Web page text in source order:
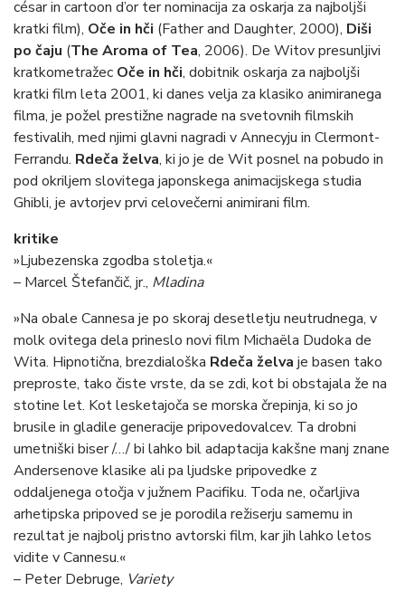
césar in cartoon d’or ter nominacija za oskarja za najboljši
kratki film), Oče in hči (Father and Daughter, 2000), Diši
po čaju (The Aroma of Tea, 2006). De Witov presunljivi
kratkometražec Oče in hči, dobitnik oskarja za najboljši
kratki film leta 2001, ki danes velja za klasiko animiranega
filma, je požel prestižne nagrade na svetovnih filmskih
festivalih, med njimi glavni nagradi v Annecyju in Clermont-
Ferrandu. Rdeča želva, ki jo je de Wit posnel na pobudo in
pod okriljem slovitega japonskega animacijskega studia
Ghibli, je avtorjev prvi celovečerni animirani film.
kritike
»Ljubezenska zgodba stoletja.«
– Marcel Štefančič, jr., Mladina
»Na obale Cannesa je po skoraj desetletju neutrudnega, v
molk ovitega dela prineslo novi film Michaëla Dudoka de
Wita. Hipnotična, brezdialoška Rdeča želva je basen tako
preproste, tako čiste vrste, da se zdi, kot bi obstajala že na
stotine let. Kot lesketajoča se morska črepinja, ki so jo
brusile in gladile generacije pripovedovalcev. Ta drobni
umetniški biser /…/ bi lahko bil adaptacija kakšne manj znane
Andersenove klasike ali pa ljudske pripovedke z
oddaljenega otočja v južnem Pacifiku. Toda ne, očarljiva
arhetipska pripoved se je porodila režiserju samemu in
rezultat je najbolj pristno avtorski film, kar jih lahko letos
vidite v Cannesu.«
– Peter Debruge, Variety